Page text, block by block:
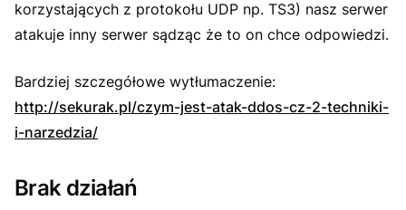
korzystających z protokołu UDP np. TS3) nasz serwer
atakuje inny serwer sądząc że to on chce odpowiedzi.
Bardziej szczegółowe wytłumaczenie:
http://sekurak.pl/czym-jest-atak-ddos-cz-2-techniki-
i-narzedzia/
Brak działań